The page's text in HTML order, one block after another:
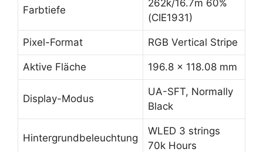
Farbtiefe
262k/16.7m 60%
(CIE1931)
Pixel-Format RGB Vertical Stripe
Aktive Fläche 196.8 x 118.08 mm
Display-Modus
UA-SFT, Normally
Black
Hintergrundbeleuchtung
WLED 3 strings
70k Hours